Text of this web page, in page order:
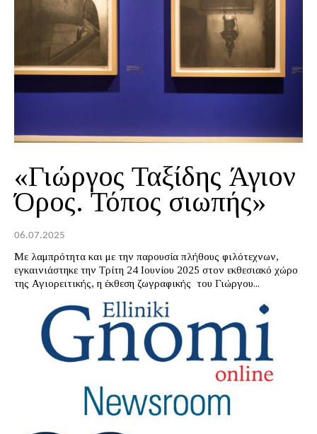
«Γιώργος Ταξίδης Άγιον
Όρος. Τόπος σιωπής»
06.07.2025
Με λαμπρότητα και με την παρουσία πλήθους φιλότεχνων,
εγκαινιάστηκε την Τρίτη 24 Ιουνίου 2025 στον εκθεσιακό χώρο
της Αγιορειτικής, η έκθεση ζωγραφικής του Γιώργου...